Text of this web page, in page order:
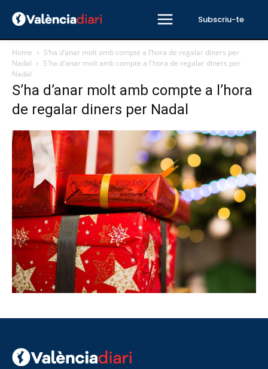
Subscriu-te
Home
S’ha d’anar molt amb compte a l’hora de regalar diners per
Nadal
S'ha d'anar molt amb compte a l'hora de regalar diners per
Nadal
S’ha d’anar molt amb compte a l’hora
de regalar diners per Nadal